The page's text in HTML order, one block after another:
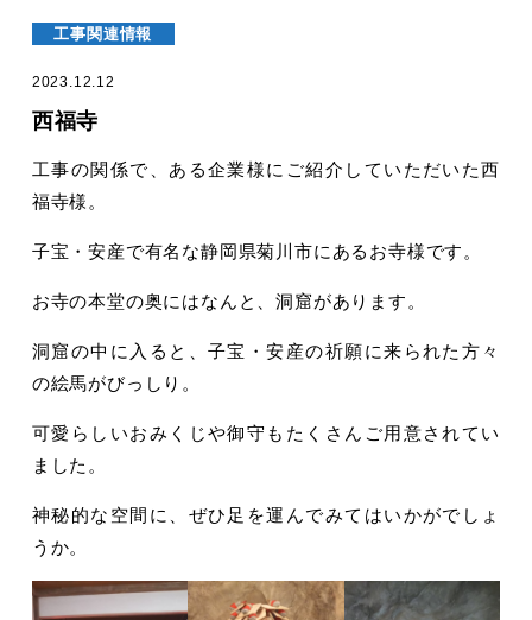
工事関連情報
2023.12.12
西福寺
工事の関係で、ある企業様にご紹介していただいた西
福寺様。
子宝・安産で有名な静岡県菊川市にあるお寺様です。
お寺の本堂の奥にはなんと、洞窟があります。
洞窟の中に入ると、子宝・安産の祈願に来られた方々
の絵馬がびっしり。
可愛らしいおみくじや御守もたくさんご用意されてい
ました。
神秘的な空間に、ぜひ足を運んでみてはいかがでしょ
うか。